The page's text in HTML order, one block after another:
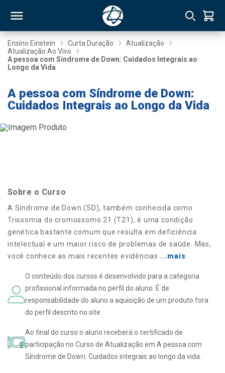
Ensino Einstein Curta Duração
Atualização
Atualização Ao Vivo
A pessoa com Síndrome de Down: Cuidados Integrais ao
Longo da Vida
A pessoa com Síndrome de Down:
Cuidados Integrais ao Longo da Vida
Sobre o Curso
A Síndrome de Down (SD), também conhecida como
Trissomia do cromossomo 21 (T21), é uma condição
genética bastante comum que resulta em deficiência
intelectual e um maior risco de problemas de saúde. Mas,
você conhece as mais recentes evidências ...mais
O conteúdo dos cursos é desenvolvido para a categoria
profissional informada no perfil do aluno. É de
responsabilidade do aluno a aquisição de um produto fora
do perfil descrito no site.
Ao final do curso o aluno receberá o certificado de
participação no Curso de Atualização em A pessoa com
Síndrome de Down: Cuidados integrais ao longo da vida.